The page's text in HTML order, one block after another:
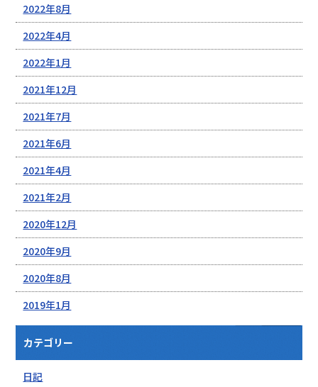
2022年8月
2022年4月
2022年1月
2021年12月
2021年7月
2021年6月
2021年4月
2021年2月
2020年12月
2020年9月
2020年8月
2019年1月
カテゴリー
日記